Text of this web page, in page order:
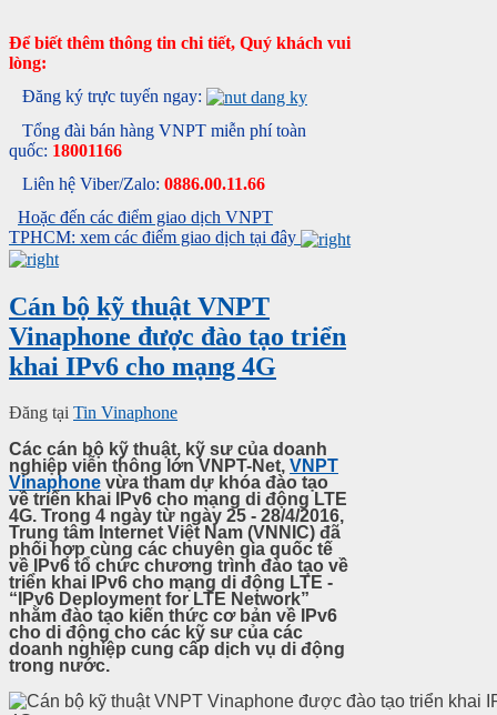
Để biết thêm thông tin chi tiết, Quý khách vui
lòng:
Đăng ký trực tuyến ngay:
Tổng đài bán hàng VNPT miễn phí toàn
quốc: 18001166
Liên hệ Viber/Zalo: 0886.00.11.66
Hoặc đến các điểm giao dịch VNPT
TPHCM: xem các điểm giao dịch tại đây
Cán bộ kỹ thuật VNPT
Vinaphone được đào tạo triển
khai IPv6 cho mạng 4G
Đăng tại Tin Vinaphone
Các cán bộ kỹ thuật, kỹ sư của doanh
nghiệp viễn thông lớn VNPT-Net, VNPT
Vinaphone vừa tham dự khóa đào tạo
về triển khai IPv6 cho mạng di động LTE
4G. Trong 4 ngày từ ngày 25 - 28/4/2016,
Trung tâm Internet Việt Nam (VNNIC) đã
phối hợp cùng các chuyên gia quốc tế
về IPv6 tổ chức chương trình đào tạo về
triển khai IPv6 cho mạng di động LTE -
“IPv6 Deployment for LTE Network”
nhằm đào tạo kiến thức cơ bản về IPv6
cho di động cho các kỹ sư của các
doanh nghiệp cung cấp dịch vụ di động
trong nước.